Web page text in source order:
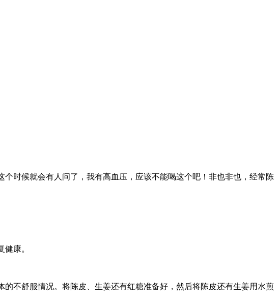
时候就会有人问了，我有高血压，应该不能喝这个吧！非也非也，经常陈
康。
不舒服情况。将陈皮、生姜还有红糖准备好，然后将陈皮还有生姜用水煎